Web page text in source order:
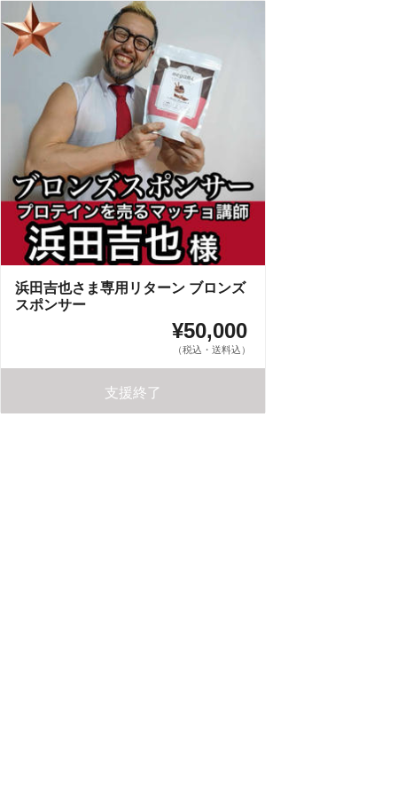
浜田吉也さま専用リターン ブロンズ
スポンサー
¥50,000
（税込・送料込）
支援終了